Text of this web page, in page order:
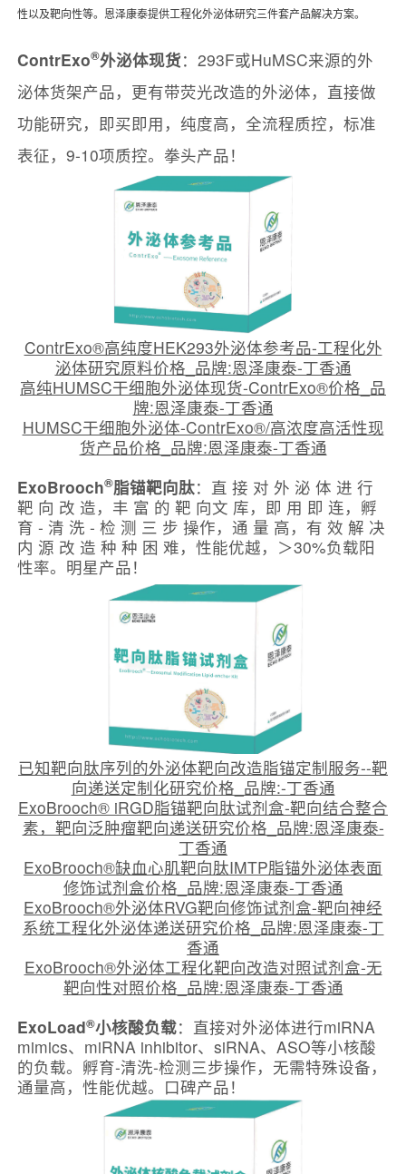
性以及靶向性等。恩泽康泰提供工程化外泌体研究三件套产品解决方案。
ContrExo®外泌体现货：293F或HuMSC来源的外
泌体货架产品，更有带荧光改造的外泌体，直接做
功能研究，即买即用，纯度高，全流程质控，标准
表征，9-10项质控。拳头产品！
ContrExo®高纯度HEK293外泌体参考品-工程化外
泌体研究原料价格_品牌:恩泽康泰-丁香通
高纯HUMSC干细胞外泌体现货-ContrExo®价格_品
牌:恩泽康泰-丁香通
HUMSC干细胞外泌体-ContrExo®/高浓度高活性现
货产品价格_品牌:恩泽康泰-丁香通
ExoBrooch®脂锚靶向肽：直 接 对 外 泌 体 进 行
靶 向 改 造，丰 富 的 靶 向文 库，即 用 即 连，孵
育 - 清 洗 - 检 测 三 步 操作，通 量 高，有 效 解 决
内 源 改 造 种 种 困 难，性能优越，＞30%负载阳
性率。明星产品！
已知靶向肽序列的外泌体靶向改造脂锚定制服务--靶
向递送定制化研究价格_品牌:-丁香通
ExoBrooch® iRGD脂锚靶向肽试剂盒-靶向结合整合
素，靶向泛肿瘤靶向递送研究价格_品牌:恩泽康泰-
丁香通
ExoBrooch®缺血心肌靶向肽IMTP脂锚外泌体表面
修饰试剂盒价格_品牌:恩泽康泰-丁香通
ExoBrooch®外泌体RVG靶向修饰试剂盒-靶向神经
系统工程化外泌体递送研究价格_品牌:恩泽康泰-丁
香通
ExoBrooch®外泌体工程化靶向改造对照试剂盒-无
靶向性对照价格_品牌:恩泽康泰-丁香通
ExoLoad®小核酸负载：直接对外泌体进行miRNA
mimics、miRNA inhibitor、siRNA、ASO等小核酸
的负载。孵育-清洗-检测三步操作，无需特殊设备，
通量高，性能优越。口碑产品！